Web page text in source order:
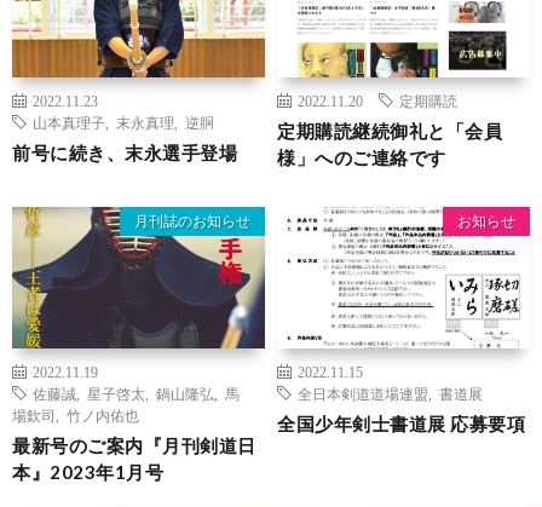
2022.11.23
山本真理子
末永真理 逆胴
前号に続き、末永選手登場
2022.11.20 定期購読
定期購読継続御礼と「会員
様」へのご連絡です
月刊誌のお知らせ
2022.11.19
佐藤誠
星子啓太 鍋山隆弘
馬
場欽司
竹ノ内佑也
最新号のご案内『月刊剣道日
本』2023年1月号
お知らせ
2022.11.15
全日本剣道道場連盟
書道展
全国少年剣士書道展 応募要項